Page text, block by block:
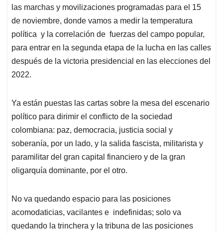
las marchas y movilizaciones programadas para el 15
de noviembre, donde vamos a medir la temperatura
política y la correlación de fuerzas del campo popular,
para entrar en la segunda etapa de la lucha en las calles
después de la victoria presidencial en las elecciones del
2022.
Ya están puestas las cartas sobre la mesa del escenario
político para dirimir el conflicto de la sociedad
colombiana: paz, democracia, justicia social y
soberanía, por un lado, y la salida fascista, militarista y
paramilitar del gran capital financiero y de la gran
oligarquía dominante, por el otro.
No va quedando espacio para las posiciones
acomodaticias, vacilantes e indefinidas; solo va
quedando la trinchera y la tribuna de las posiciones